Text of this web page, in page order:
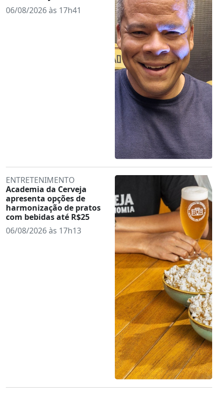
06/08/2026 às 17h41
ENTRETENIMENTO
Academia da Cerveja
apresenta opções de
harmonização de pratos
com bebidas até R$25
06/08/2026 às 17h13